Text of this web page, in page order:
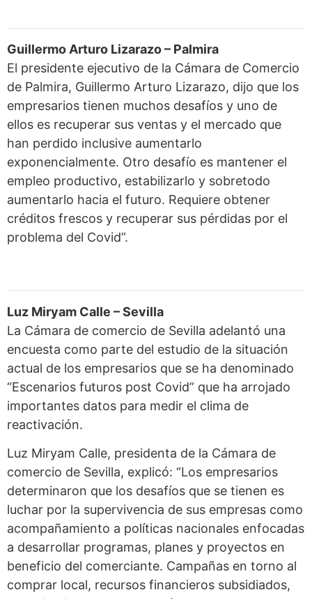
Guillermo Arturo Lizarazo – Palmira
El presidente ejecutivo de la Cámara de Comercio
de Palmira, Guillermo Arturo Lizarazo, dijo que los
empresarios tienen muchos desafíos y uno de
ellos es recuperar sus ventas y el mercado que
han perdido inclusive aumentarlo
exponencialmente. Otro desafío es mantener el
empleo productivo, estabilizarlo y sobretodo
aumentarlo hacia el futuro. Requiere obtener
créditos frescos y recuperar sus pérdidas por el
problema del Covid”.
Luz Miryam Calle – Sevilla
La Cámara de comercio de Sevilla adelantó una
encuesta como parte del estudio de la situación
actual de los empresarios que se ha denominado
“Escenarios futuros post Covid” que ha arrojado
importantes datos para medir el clima de
reactivación.
Luz Miryam Calle, presidenta de la Cámara de
comercio de Sevilla, explicó: “Los empresarios
determinaron que los desafíos que se tienen es
luchar por la supervivencia de sus empresas como
acompañamiento a políticas nacionales enfocadas
a desarrollar programas, planes y proyectos en
beneficio del comerciante. Campañas en torno al
comprar local, recursos financieros subsidiados,